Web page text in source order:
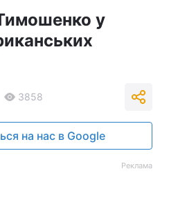
у
3858
на нас в Google
Реклама